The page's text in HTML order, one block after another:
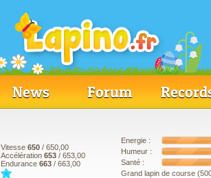
News Forum
Vitesse 650 / 650,00
Accélération 653 / 653,00
Endurance 663 / 663,00
Energie :
Humeur :
Santé :
Grand lapin de course